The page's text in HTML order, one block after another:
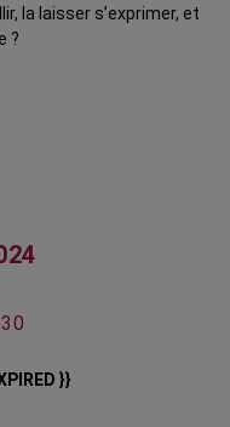
la laisser s’exprimer, et
?
}}